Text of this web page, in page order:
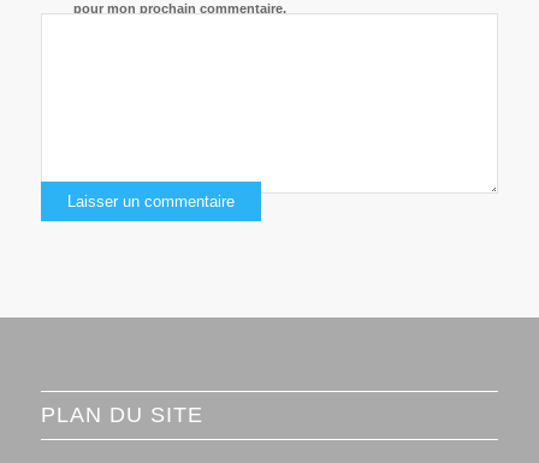
pour mon prochain commentaire.
PLAN DU SITE